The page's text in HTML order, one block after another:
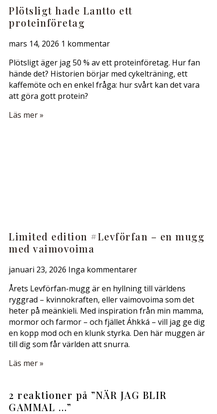
Plötsligt hade Lantto ett
proteinföretag
mars 14, 2026 1 kommentar
Plötsligt äger jag 50 % av ett proteinföretag. Hur fan
hände det? Historien börjar med cykelträning, ett
kaffemöte och en enkel fråga: hur svårt kan det vara
att göra gott protein?
Läs mer »
Limited edition #Levförfan – en mugg
med vaimovoima
januari 23, 2026 Inga kommentarer
Årets Levförfan-mugg är en hyllning till världens
ryggrad – kvinnokraften, eller vaimovoima som det
heter på meänkieli. Med inspiration från min mamma,
mormor och farmor – och fjället Áhkká – vill jag ge dig
en kopp mod och en klunk styrka. Den här muggen är
till dig som får världen att snurra.
Läs mer »
2 reaktioner på ”NÄR JAG BLIR
GAMMAL …”